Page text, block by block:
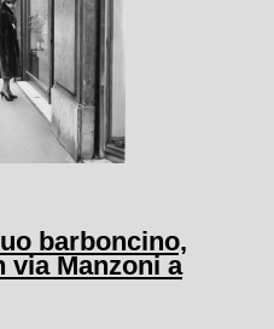
barboncino,
via Manzoni a